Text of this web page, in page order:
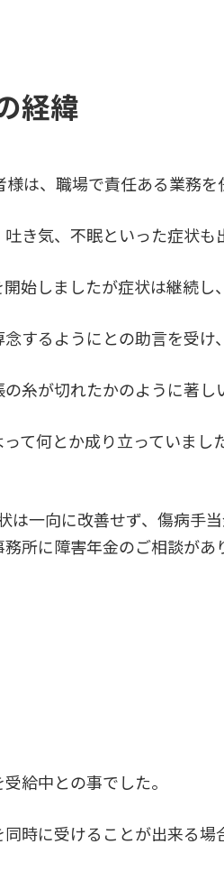
経緯
は、職場で責任ある業務
き気、不眠といった症状
始しましたが症状は継続
するようにとの助言を受け
糸が切れたかのように著し
て何とか成り立っていま
は一向に改善せず、傷病手
所に障害年金のご相談があ
給中との事でした。
時に受けることが出来る